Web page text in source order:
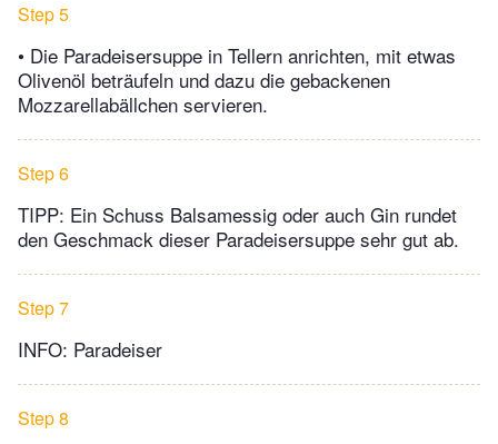
Step 5
• Die Paradeisersuppe in Tellern anrichten, mit etwas
Olivenöl beträufeln und dazu die gebackenen
Mozzarellabällchen servieren.
Step 6
TIPP: Ein Schuss Balsamessig oder auch Gin rundet
den Geschmack dieser Paradeisersuppe sehr gut ab.
Step 7
INFO: Paradeiser
Step 8